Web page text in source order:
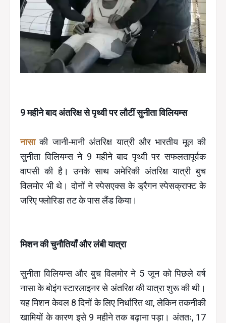
9 महीने बाद अंतरिक्ष से पृथ्वी पर लौटीं सुनीता विलियम्स
नासाकी जानी-मानी अंतरिक्ष यात्री और भारतीय मूल की
सुनीता विलियम्स ने 9 महीने बाद पृथ्वी पर सफलतापूर्वक
वापसी की है। उनके साथ अमेरिकी अंतरिक्ष यात्री बुच
विलमोर भी थे। दोनों ने स्पेसएक्स के ड्रैगन स्पेसक्राफ्ट के
जरिए फ्लोरिडा तट के पास लैंड किया।
मिशन की चुनौतियाँ और लंबी यात्रा
सुनीता विलियम्स और बुच विलमोर ने 5 जून को पिछले वर्ष
नासा के बोइंग स्टारलाइनर से अंतरिक्ष की यात्रा शुरू की थी।
यह मिशन केवल 8 दिनों के लिए निर्धारित था, लेकिन तकनीकी
खामियों के कारण इसे 9 महीने तक बढ़ाना पड़ा। अंततः, 17